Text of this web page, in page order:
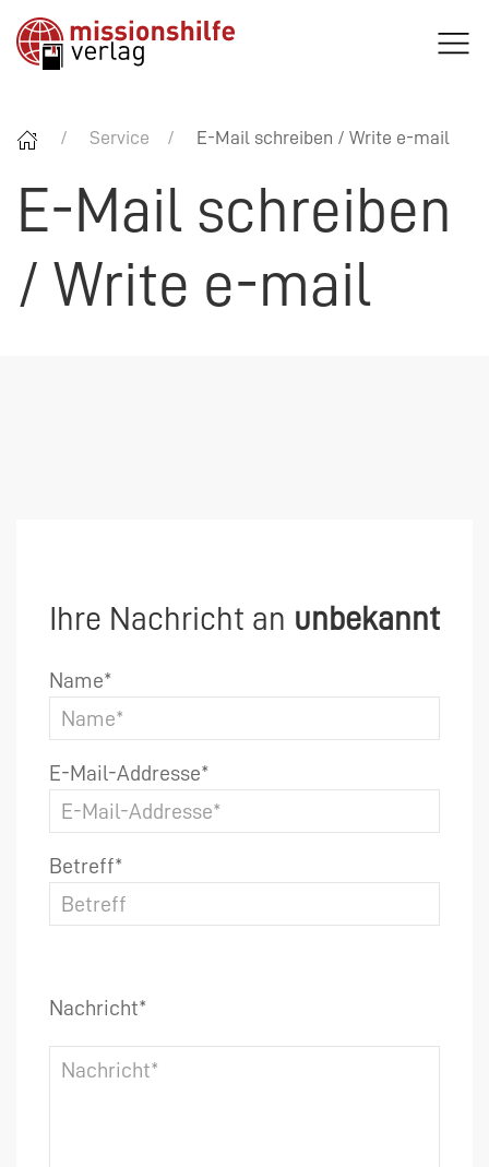
Service E-Mail schreiben / Write e-mail
E-Mail schreiben
/ Write e-mail
Ihre Nachricht an unbekannt
Name*
E-Mail-Addresse*
Betreff*
Nachricht*